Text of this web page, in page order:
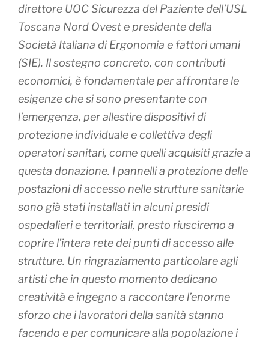
direttore UOC Sicurezza del Paziente dell’USL
Toscana Nord Ovest e presidente della
Società Italiana di Ergonomia e fattori umani
(SIE). Il sostegno concreto, con contributi
economici, è fondamentale per affrontare le
esigenze che si sono presentante con
l’emergenza, per allestire dispositivi di
protezione individuale e collettiva degli
operatori sanitari, come quelli acquisiti grazie a
questa donazione. I pannelli a protezione delle
postazioni di accesso nelle strutture sanitarie
sono già stati installati in alcuni presidi
ospedalieri e territoriali, presto riusciremo a
coprire l’intera rete dei punti di accesso alle
strutture. Un ringraziamento particolare agli
artisti che in questo momento dedicano
creatività e ingegno a raccontare l’enorme
sforzo che i lavoratori della sanità stanno
facendo e per comunicare alla popolazione i